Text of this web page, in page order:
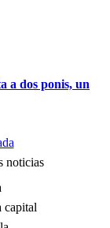
a dos ponis, un
noticias
capital